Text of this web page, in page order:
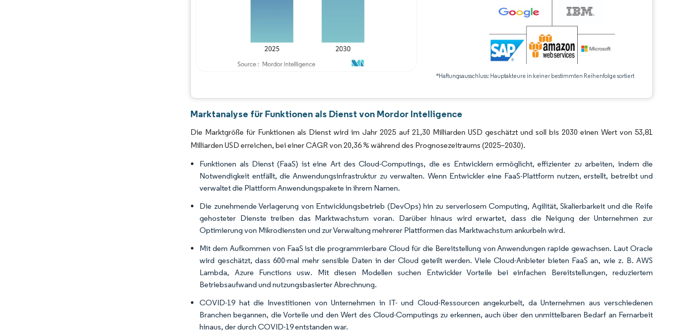
*Haftungsausschluss: Hauptakteure in keiner bestimmten Reihenfolge sortiert
Bild © Mordor Intelligence. Wiederverwendung erfordert Namensnennung gemäß CC BY 4.0.
Marktanalyse für Funktionen als Dienst von Mordor Intelligence
Die Marktgröße für Funktionen als Dienst wird im Jahr 2025 auf 21,30 Milliarden USD geschätzt und soll bis 2030 einen Wert von 53,81
Milliarden USD erreichen, bei einer CAGR von 20,36 % während des Prognosezeitraums (2025–2030).
Funktionen als Dienst (FaaS) ist eine Art des Cloud-Computings, die es Entwicklern ermöglicht, effizienter zu arbeiten, indem die
Notwendigkeit entfällt, die Anwendungsinfrastruktur zu verwalten. Wenn Entwickler eine FaaS-Plattform nutzen, erstellt, betreibt und
verwaltet die Plattform Anwendungspakete in ihrem Namen.
Die zunehmende Verlagerung von Entwicklungsbetrieb (DevOps) hin zu serverlosem Computing, Agilität, Skalierbarkeit und die Reife
gehosteter Dienste treiben das Marktwachstum voran. Darüber hinaus wird erwartet, dass die Neigung der Unternehmen zur
Optimierung von Mikrodiensten und zur Verwaltung mehrerer Plattformen das Marktwachstum ankurbeln wird.
Mit dem Aufkommen von FaaS ist die programmierbare Cloud für die Bereitstellung von Anwendungen rapide gewachsen. Laut Oracle
wird geschätzt, dass 600-mal mehr sensible Daten in der Cloud geteilt werden. Viele Cloud-Anbieter bieten FaaS an, wie z. B. AWS
Lambda, Azure Functions usw. Mit diesen Modellen suchen Entwickler Vorteile bei einfachen Bereitstellungen, reduziertem
Betriebsaufwand und nutzungsbasierter Abrechnung.
COVID-19 hat die Investitionen von Unternehmen in IT- und Cloud-Ressourcen angekurbelt, da Unternehmen aus verschiedenen
Branchen begannen, die Vorteile und den Wert des Cloud-Computings zu erkennen, auch über den unmittelbaren Bedarf an Fernarbeit
hinaus, der durch COVID-19 entstanden war.